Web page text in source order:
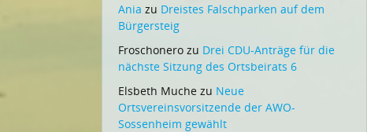
Ania zu Dreistes Falschparken auf dem
Bürgersteig
Froschonero zu Drei CDU-Anträge für die
nächste Sitzung des Ortsbeirats 6
Elsbeth Muche zu Neue
Ortsvereinsvorsitzende der AWO-
Sossenheim gewählt